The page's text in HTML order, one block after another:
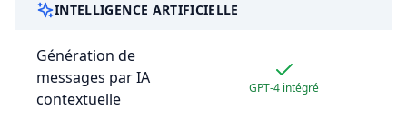
INTELLIGENCE ARTIFICIELLE
Génération de
messages par IA
contextuelle
GPT-4 intégré